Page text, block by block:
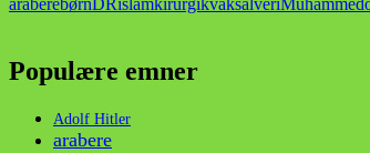
araberebørnDRislamkirurgikvaksalveriMuhammed
Populære emner
Adolf Hitler
arabere